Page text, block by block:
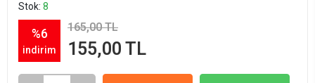
Stok: 8
%6
indirim
165,00 TL
155,00 TL